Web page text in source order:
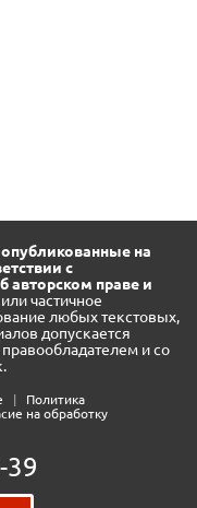
на
с
авторском праве и
частичное
любых текстовых,
допускается
и со
|
Политика
на обработку
39